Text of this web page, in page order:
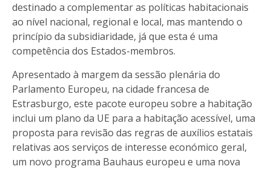
destinado a complementar as políticas habitacionais
ao nível nacional, regional e local, mas mantendo o
princípio da subsidiaridade, já que esta é uma
competência dos Estados-membros.
Apresentado à margem da sessão plenária do
Parlamento Europeu, na cidade francesa de
Estrasburgo, este pacote europeu sobre a habitação
inclui um plano da UE para a habitação acessível, uma
proposta para revisão das regras de auxílios estatais
relativas aos serviços de interesse económico geral,
um novo programa Bauhaus europeu e uma nova